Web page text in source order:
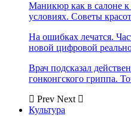
Маникюр как в салоне
условиях. Советы
На ошибках лечатся.
новой цифровой
Врач подсказал
гонконгского гриппа.
Prev Next
Культура